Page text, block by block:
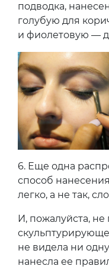
подводка,
голубую для
и фиолетовую —
6. Еще одна
способ
легко, а не так,
И, пожалуйста, не
не видела ни
нанесла ее